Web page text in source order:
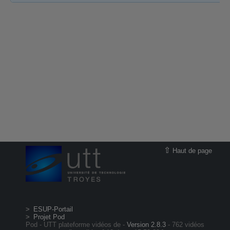
Haut de page
ESUP-Portail
Projet Pod
Pod - UTT plateforme vidéos de - Version 2.8.3 - 762 vidéos